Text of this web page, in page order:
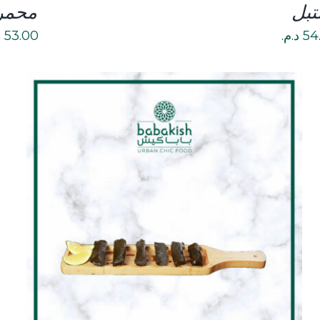
د.م. 53.00